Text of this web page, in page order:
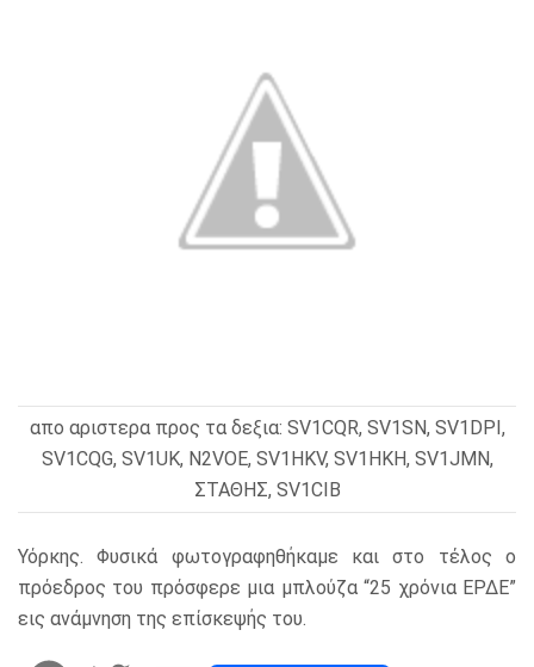
απο αριστερα προς τα δεξια: SV1CQR, SV1SN, SV1DPI,
SV1CQG, SV1UK, N2VOE, SV1HKV, SV1HKH, SV1JMN,
ΣΤΑΘΗΣ, SV1CIB
Υόρκης. Φυσικά φωτογραφηθήκαμε και στο τέλος ο
πρόεδρος του πρόσφερε μια μπλούζα “25 χρόνια ΕΡΔΕ”
εις ανάμνηση της επίσκεψής του.